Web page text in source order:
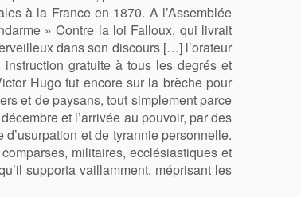
à la France en 1870. A l’Assemblée
» Contre la loi Falloux, qui livrait
dans son discours […]l’orateur
gratuite à tous les degrés et
Hugo fut encore sur la brèche pour
et de paysans, tout simplement parce
et l’arrivée au pouvoir, par des
et de tyrannie personnelle.
militaires, ecclésiastiques et
supporta vaillamment, méprisant les